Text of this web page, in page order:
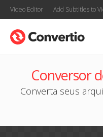
Video Editor Add Subtitles to
Conversor
Converta seus